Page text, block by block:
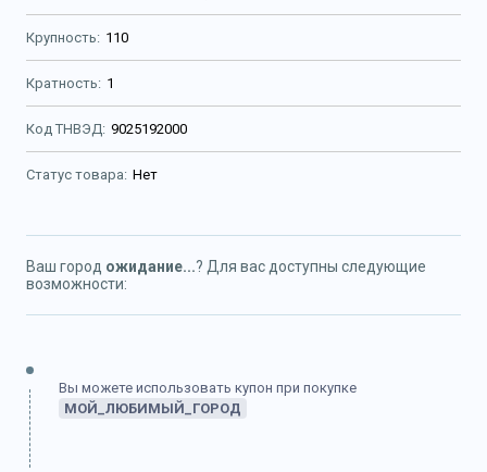
Крупность 110
Кратность 1
Код ТНВЭД 9025192000
Статус товара Нет
Ваш город ожидание...? Для вас доступны следующие
возможности:
Вы можете использовать купон при покупке
МОЙ_ЛЮБИМЫЙ_ГОРОД